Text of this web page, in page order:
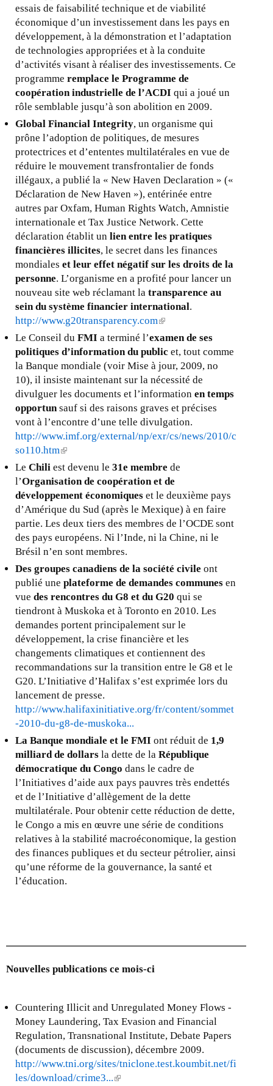
essais de faisabilité technique et de viabilité
économique d’un investissement dans les pays en
développement, à la démonstration et l’adaptation
de technologies appropriées et à la conduite
d’activités visant à réaliser des investissements. Ce
programme remplace le Programme de
coopération industrielle de l’ACDI qui a joué un
rôle semblable jusqu’à son abolition en 2009.
Global Financial Integrity, un organisme qui
prône l’adoption de politiques, de mesures
protectrices et d’ententes multilatérales en vue de
réduire le mouvement transfrontalier de fonds
illégaux, a publié la « New Haven Declaration » («
Déclaration de New Haven »), entérinée entre
autres par Oxfam, Human Rights Watch, Amnistie
internationale et Tax Justice Network. Cette
déclaration établit un lien entre les pratiques
financières illicites, le secret dans les finances
mondiales et leur effet négatif sur les droits de la
personne. L’organisme en a profité pour lancer un
nouveau site web réclamant la transparence au
sein du système financier international.
http://www.g20transparency.com(
l
i
n
k
i
s
e
x
a
)
Le Conseil du FMI a terminé l’examen de ses
politiques d’information du public et, tout comme
la Banque mondiale (voir Mise à jour, 2009, no
10), il insiste maintenant sur la nécessité de
divulguer les documents et l’information en temps
opportunsauf si des raisons graves et précises
vont à l’encontre d’une telle divulgation.
http://www.imf.org/external/np/exr/cs/news/2010/c
so110.htm(
l
i
n
k
s
e
e
r
a
)
Le Chili est devenu le 31e membre de
l’Organisation de coopération et de
développement économiques et le deuxième pays
d’Amérique du Sud (après le Mexique) à en faire
partie. Les deux tiers des membres de l’OCDE sont
des pays européens. Ni l’Inde, ni la Chine, ni le
Brésil n’en sont membres.
Des groupes canadiens de la société civile ont
publié une plateforme de demandes communes en
vue des rencontres du G8 et du G20 qui se
tiendront à Muskoka et à Toronto en 2010. Les
demandes portent principalement sur le
développement, la crise financière et les
changements climatiques et contiennent des
recommandations sur la transition entre le G8 et le
G20. L’Initiative d’Halifax s’est exprimée lors du
lancement de presse.
http://www.halifaxinitiative.org/fr/content/sommet
-2010-du-g8-de-muskoka...
La Banque mondiale et le FMI ont réduit de 1,9
milliard de dollars la dette de la République
démocratique du Congo dans le cadre de
l’Initiatives d’aide aux pays pauvres très endettés
et de l’Initiative d’allègement de la dette
multilatérale. Pour obtenir cette réduction de dette,
le Congo a mis en œuvre une série de conditions
relatives à la stabilité macroéconomique, la gestion
des finances publiques et du secteur pétrolier, ainsi
qu’une réforme de la gouvernance, la santé et
l’éducation.
Nouvelles publications ce mois-ci
Countering Illicit and Unregulated Money Flows -
Money Laundering, Tax Evasion and Financial
Regulation, Transnational Institute, Debate Papers
(documents de discussion), décembre 2009.
http://www.tni.org/sites/tniclone.test.koumbit.net/fi
les/download/crime3...(